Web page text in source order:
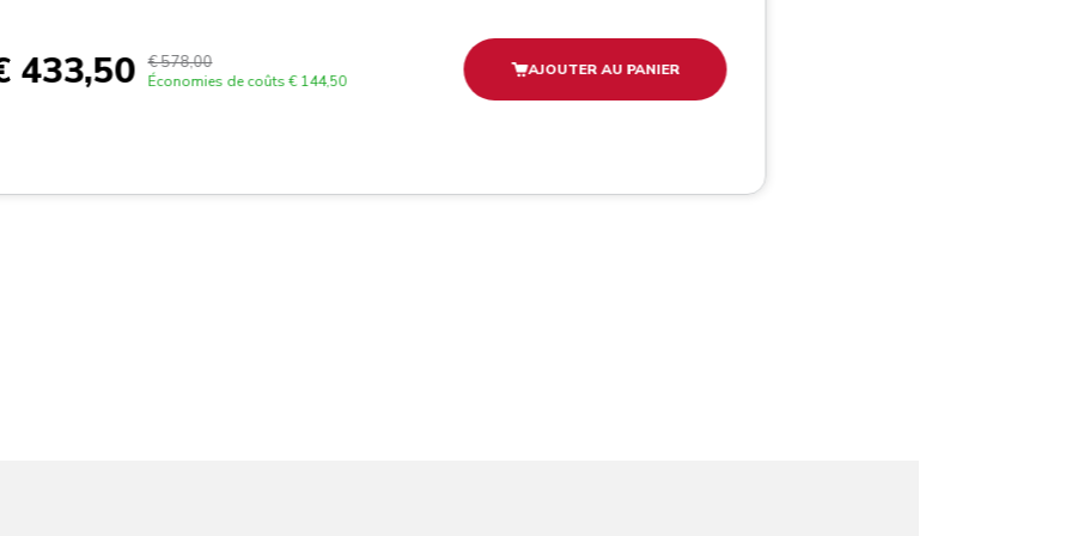
433,50 € 578,00
Économies de coûts € 144,50
AJOUTER AU PANIER